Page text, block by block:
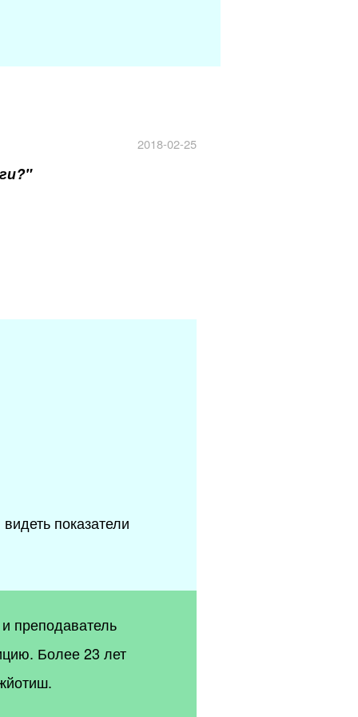
2018-02-25
показатели
преподаватель
Более 23 лет